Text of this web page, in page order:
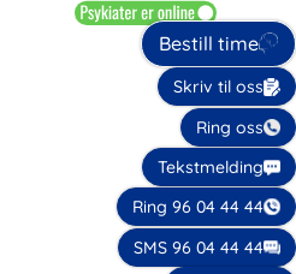
Bestill time
Skriv til oss
Ring oss
Tekstmelding
Ring 96 04 44 44
SMS 96 04 44 44